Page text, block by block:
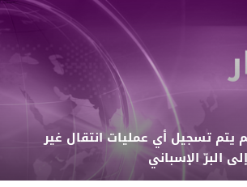
يتم تسجيل أي عمليات انتقال غير
البرّ الإسباني